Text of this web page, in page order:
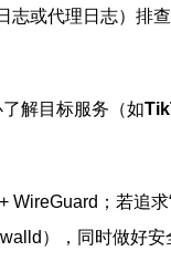
或代理日志）排
解目标服务（如
WireGuard；若
），同时做好